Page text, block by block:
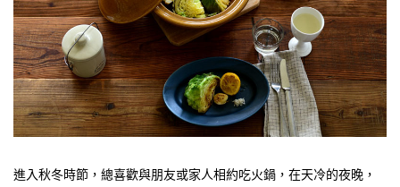
進入秋冬時節，總喜歡與朋友或家人相約吃火鍋，在天冷的夜晚，